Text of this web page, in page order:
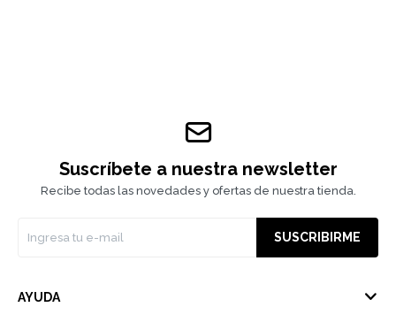
Suscríbete a nuestra newsletter
Recibe todas las novedades y ofertas de nuestra tienda.
SUSCRIBIRME
AYUDA